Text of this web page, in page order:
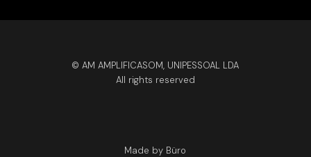
© AM AMPLIFICASOM, UNIPESSOAL LDA
All rights reserved
Made by Büro